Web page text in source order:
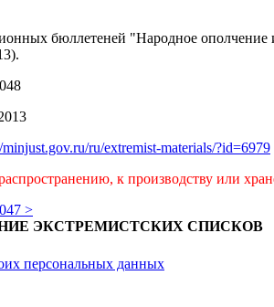
бюллетеней "Народное ополчение
minjust.gov.ru/ru/extremist-materials/?id=6979
к производству или
>
ЭКСТРЕМИСТСКИХ СПИСКОВ
персональных данных